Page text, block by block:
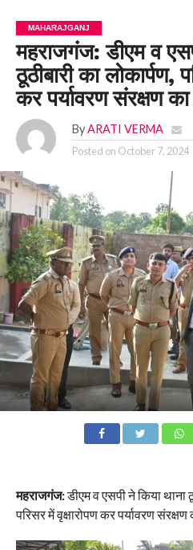
MAHARAJGANJ
महराजगंज: डीएम व
ठूठीबारी का लोकार्पण,
कर पर्यावरण संरक्षण
By ARATI VERMA
Posted on October 7, 2024
महराजगंज:डीएम व एसपी ने किया थाना
परिसर में वृक्षारोपण कर पर्यावरण